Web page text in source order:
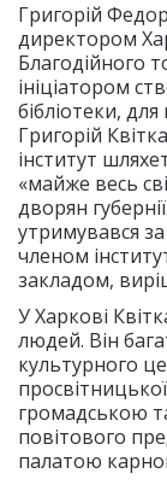
Григорій
директором
Благодійного
ініціатором
бібліотеки,
Григорій
інститут
«майже весь
дворян
утримувався
членом
закладом,
У Харкові
людей. Він
культурного
громадською
повітового
палатою